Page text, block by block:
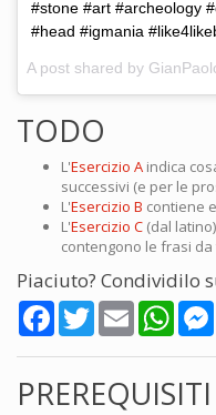
#stone #art #archeology
#head #igmania
A post shared by
TODO
L'Esercizio A indica
successivi (e per le
L'Esercizio B contiene
L'Esercizio C (dal
contengono le frasi
Piaciuto? Condividilo
FacebookTwitterEmail
PREREQUISITI